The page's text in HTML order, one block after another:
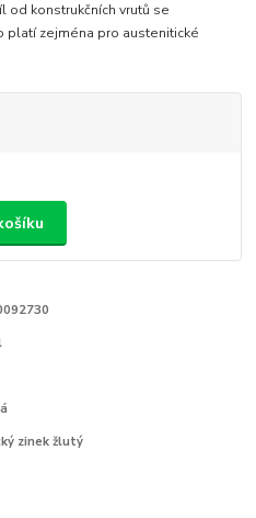
od konstrukčních vrutů se
platí zejména pro austenitické
zinek žlutý